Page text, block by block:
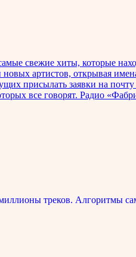
свежие хиты, которые
артистов, открывая
присылать заявки на
все говорят. Радио
треков. Алгоритмы